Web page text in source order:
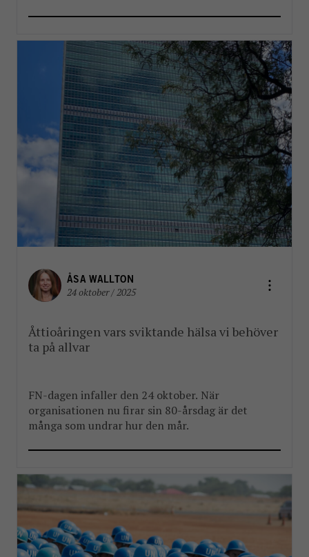
ÅSA WALLTON
24 oktober / 2025
Åttioåringen vars sviktande hälsa vi behöver
ta på allvar
FN-dagen infaller den 24 oktober. När
organisationen nu firar sin 80-årsdag är det
många som undrar hur den mår.